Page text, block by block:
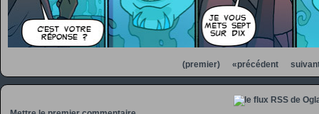
(premier) «précédent